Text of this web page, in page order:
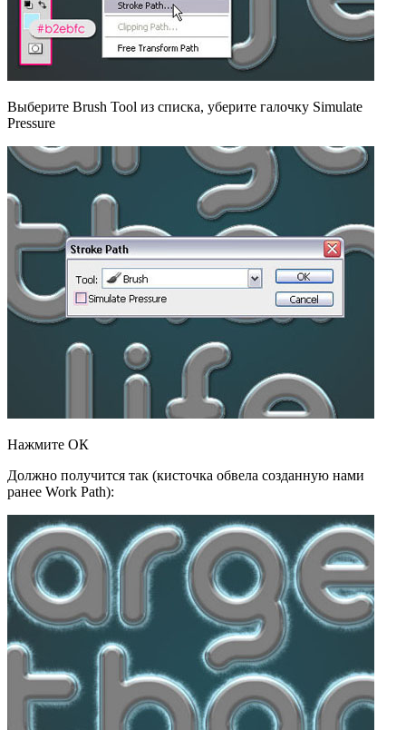
Выберите Brush Tool из списка, уберите галочку Simulate
Pressure
Нажмите ОК
Должно получится так (кисточка обвела созданную нами
ранее Work Path):